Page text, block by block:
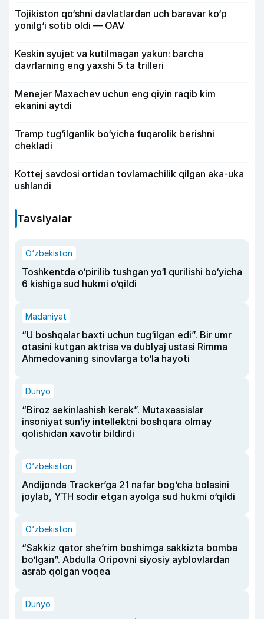
Tojikiston qo‘shni davlatlardan uch baravar ko‘p
yonilg‘i sotib oldi — OAV
Keskin syujet va kutilmagan yakun: barcha
davrlarning eng yaxshi 5 ta trilleri
Menejer Maxachev uchun eng qiyin raqib kim
ekanini aytdi
Tramp tug‘ilganlik bo‘yicha fuqarolik berishni
chekladi
Kottej savdosi ortidan tovlamachilik qilgan aka-uka
ushlandi
Tavsiyalar
O‘zbekiston
Toshkentda o‘pirilib tushgan yo‘l qurilishi bo‘yicha
6 kishiga sud hukmi o‘qildi
Madaniyat
“U boshqalar baxti uchun tug‘ilgan edi”. Bir umr
otasini kutgan aktrisa va dublyaj ustasi Rimma
Ahmedovaning sinovlarga to‘la hayoti
Dunyo
“Biroz sekinlashish kerak”. Mutaxassislar
insoniyat sun’iy intellektni boshqara olmay
qolishidan xavotir bildirdi
O‘zbekiston
Andijonda Tracker’ga 21 nafar bog‘cha bolasini
joylab, YTH sodir etgan ayolga sud hukmi o‘qildi
O‘zbekiston
“Sakkiz qator she’rim boshimga sakkizta bomba
bo‘lgan”. Abdulla Oripovni siyosiy ayblovlardan
asrab qolgan voqea
Dunyo